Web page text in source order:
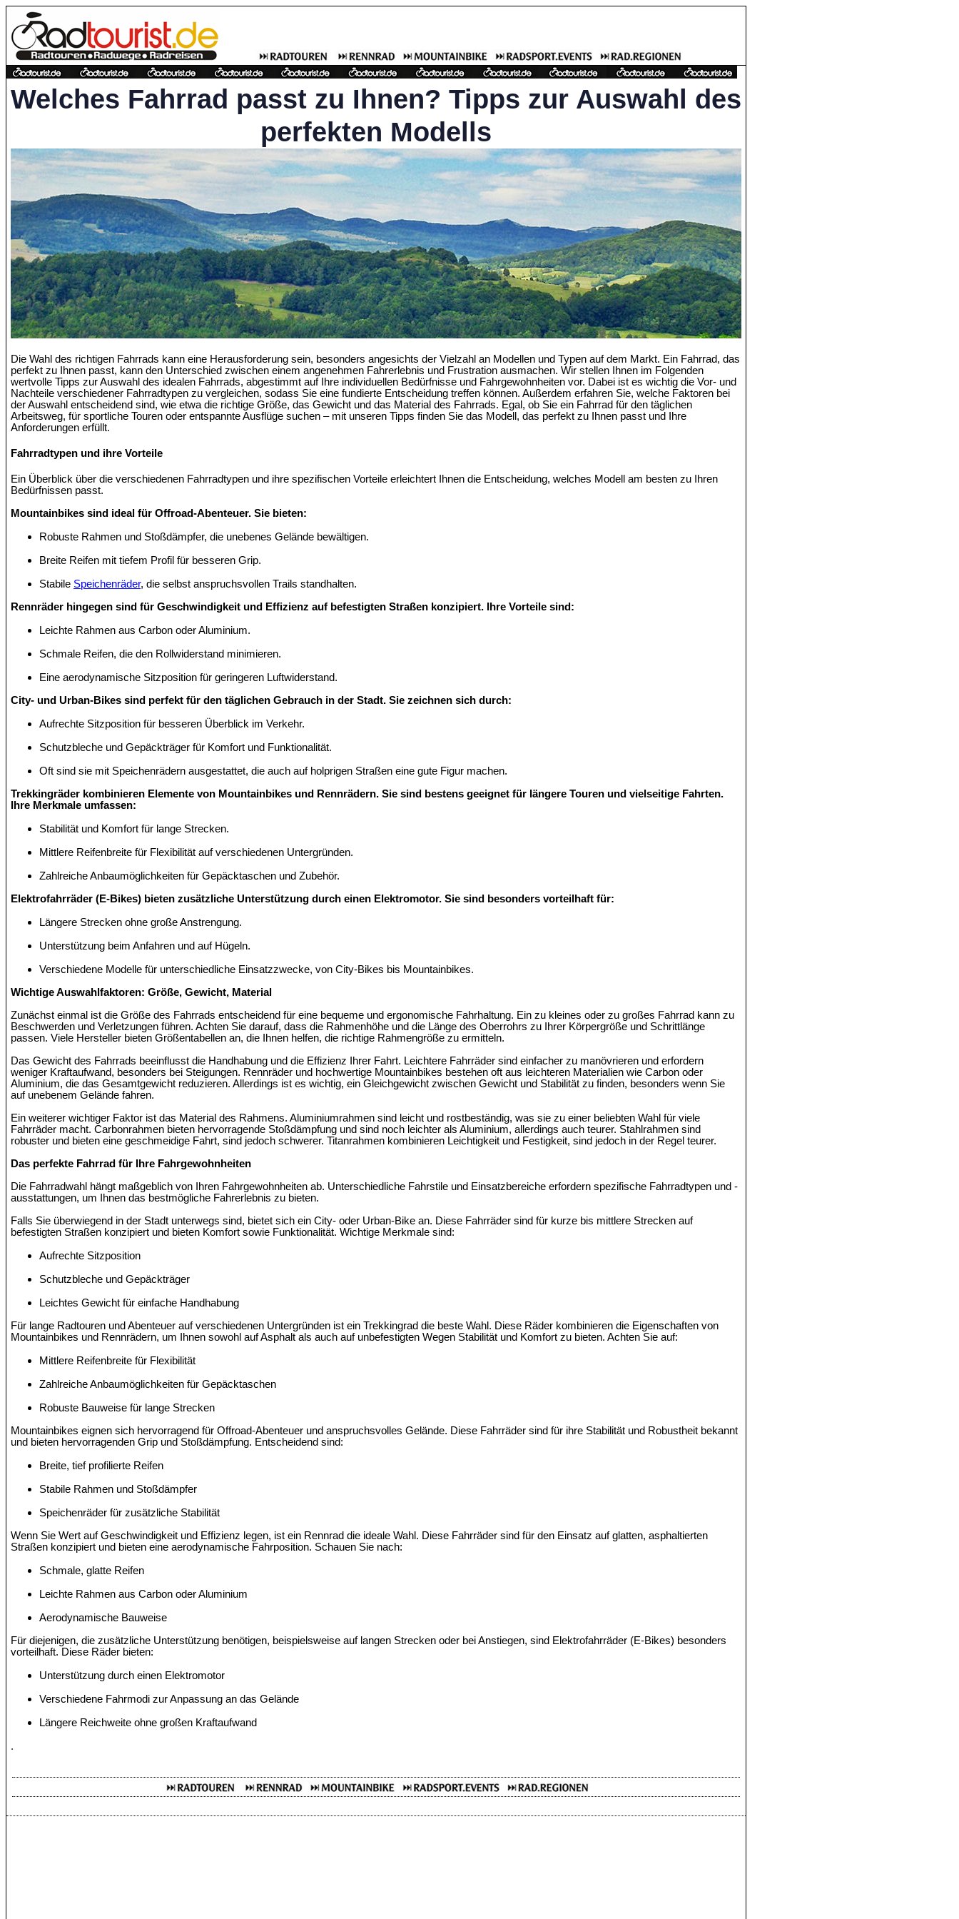
Welches Fahrrad passt zu Ihnen? Tipps zur Auswahl des
perfekten Modells
Die Wahl des richtigen Fahrrads kann eine Herausforderung sein, besonders angesichts der Vielzahl an Modellen und Typen auf dem Markt. Ein Fahrrad, das
perfekt zu Ihnen passt, kann den Unterschied zwischen einem angenehmen Fahrerlebnis und Frustration ausmachen. Wir stellen Ihnen im Folgenden
wertvolle Tipps zur Auswahl des idealen Fahrrads, abgestimmt auf Ihre individuellen Bedürfnisse und Fahrgewohnheiten vor. Dabei ist es wichtig die Vor- und
Nachteile verschiedener Fahrradtypen zu vergleichen, sodass Sie eine fundierte Entscheidung treffen können. Außerdem erfahren Sie, welche Faktoren bei
der Auswahl entscheidend sind, wie etwa die richtige Größe, das Gewicht und das Material des Fahrrads. Egal, ob Sie ein Fahrrad für den täglichen
Arbeitsweg, für sportliche Touren oder entspannte Ausflüge suchen – mit unseren Tipps finden Sie das Modell, das perfekt zu Ihnen passt und Ihre
Anforderungen erfüllt.
Fahrradtypen und ihre Vorteile
Ein Überblick über die verschiedenen Fahrradtypen und ihre spezifischen Vorteile erleichtert Ihnen die Entscheidung, welches Modell am besten zu Ihren
Bedürfnissen passt.
Mountainbikes sind ideal für Offroad-Abenteuer. Sie bieten:
Robuste Rahmen und Stoßdämpfer, die unebenes Gelände bewältigen.
Breite Reifen mit tiefem Profil für besseren Grip.
Stabile Speichenräder, die selbst anspruchsvollen Trails standhalten.
Rennräder hingegen sind für Geschwindigkeit und Effizienz auf befestigten Straßen konzipiert. Ihre Vorteile sind:
Leichte Rahmen aus Carbon oder Aluminium.
Schmale Reifen, die den Rollwiderstand minimieren.
Eine aerodynamische Sitzposition für geringeren Luftwiderstand.
City- und Urban-Bikes sind perfekt für den täglichen Gebrauch in der Stadt. Sie zeichnen sich durch:
Aufrechte Sitzposition für besseren Überblick im Verkehr.
Schutzbleche und Gepäckträger für Komfort und Funktionalität.
Oft sind sie mit Speichenrädern ausgestattet, die auch auf holprigen Straßen eine gute Figur machen.
Trekkingräder kombinieren Elemente von Mountainbikes und Rennrädern. Sie sind bestens geeignet für längere Touren und vielseitige Fahrten.
Ihre Merkmale umfassen:
Stabilität und Komfort für lange Strecken.
Mittlere Reifenbreite für Flexibilität auf verschiedenen Untergründen.
Zahlreiche Anbaumöglichkeiten für Gepäcktaschen und Zubehör.
Elektrofahrräder (E-Bikes) bieten zusätzliche Unterstützung durch einen Elektromotor. Sie sind besonders vorteilhaft für:
Längere Strecken ohne große Anstrengung.
Unterstützung beim Anfahren und auf Hügeln.
Verschiedene Modelle für unterschiedliche Einsatzzwecke, von City-Bikes bis Mountainbikes.
Wichtige Auswahlfaktoren: Größe, Gewicht, Material
Zunächst einmal ist die Größe des Fahrrads entscheidend für eine bequeme und ergonomische Fahrhaltung. Ein zu kleines oder zu großes Fahrrad kann zu
Beschwerden und Verletzungen führen. Achten Sie darauf, dass die Rahmenhöhe und die Länge des Oberrohrs zu Ihrer Körpergröße und Schrittlänge
passen. Viele Hersteller bieten Größentabellen an, die Ihnen helfen, die richtige Rahmengröße zu ermitteln.
Das Gewicht des Fahrrads beeinflusst die Handhabung und die Effizienz Ihrer Fahrt. Leichtere Fahrräder sind einfacher zu manövrieren und erfordern
weniger Kraftaufwand, besonders bei Steigungen. Rennräder und hochwertige Mountainbikes bestehen oft aus leichteren Materialien wie Carbon oder
Aluminium, die das Gesamtgewicht reduzieren. Allerdings ist es wichtig, ein Gleichgewicht zwischen Gewicht und Stabilität zu finden, besonders wenn Sie
auf unebenem Gelände fahren.
Ein weiterer wichtiger Faktor ist das Material des Rahmens. Aluminiumrahmen sind leicht und rostbeständig, was sie zu einer beliebten Wahl für viele
Fahrräder macht. Carbonrahmen bieten hervorragende Stoßdämpfung und sind noch leichter als Aluminium, allerdings auch teurer. Stahlrahmen sind
robuster und bieten eine geschmeidige Fahrt, sind jedoch schwerer. Titanrahmen kombinieren Leichtigkeit und Festigkeit, sind jedoch in der Regel teurer.
Das perfekte Fahrrad für Ihre Fahrgewohnheiten
Die Fahrradwahl hängt maßgeblich von Ihren Fahrgewohnheiten ab. Unterschiedliche Fahrstile und Einsatzbereiche erfordern spezifische Fahrradtypen und -
ausstattungen, um Ihnen das bestmögliche Fahrerlebnis zu bieten.
Falls Sie überwiegend in der Stadt unterwegs sind, bietet sich ein City- oder Urban-Bike an. Diese Fahrräder sind für kurze bis mittlere Strecken auf
befestigten Straßen konzipiert und bieten Komfort sowie Funktionalität. Wichtige Merkmale sind:
Aufrechte Sitzposition
Schutzbleche und Gepäckträger
Leichtes Gewicht für einfache Handhabung
Für lange Radtouren und Abenteuer auf verschiedenen Untergründen ist ein Trekkingrad die beste Wahl. Diese Räder kombinieren die Eigenschaften von
Mountainbikes und Rennrädern, um Ihnen sowohl auf Asphalt als auch auf unbefestigten Wegen Stabilität und Komfort zu bieten. Achten Sie auf:
Mittlere Reifenbreite für Flexibilität
Zahlreiche Anbaumöglichkeiten für Gepäcktaschen
Robuste Bauweise für lange Strecken
Mountainbikes eignen sich hervorragend für Offroad-Abenteuer und anspruchsvolles Gelände. Diese Fahrräder sind für ihre Stabilität und Robustheit bekannt
und bieten hervorragenden Grip und Stoßdämpfung. Entscheidend sind:
Breite, tief profilierte Reifen
Stabile Rahmen und Stoßdämpfer
Speichenräder für zusätzliche Stabilität
Wenn Sie Wert auf Geschwindigkeit und Effizienz legen, ist ein Rennrad die ideale Wahl. Diese Fahrräder sind für den Einsatz auf glatten, asphaltierten
Straßen konzipiert und bieten eine aerodynamische Fahrposition. Schauen Sie nach:
Schmale, glatte Reifen
Leichte Rahmen aus Carbon oder Aluminium
Aerodynamische Bauweise
Für diejenigen, die zusätzliche Unterstützung benötigen, beispielsweise auf langen Strecken oder bei Anstiegen, sind Elektrofahrräder (E-Bikes) besonders
vorteilhaft. Diese Räder bieten:
Unterstützung durch einen Elektromotor
Verschiedene Fahrmodi zur Anpassung an das Gelände
Längere Reichweite ohne großen Kraftaufwand
.